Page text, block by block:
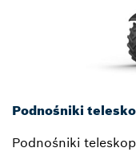
Podnośniki
Podnośniki